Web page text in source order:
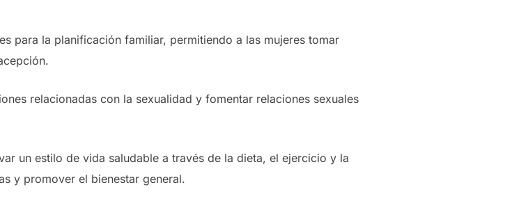
para la planificación familiar, permitiendo a las mujeres tomar
relacionadas con la sexualidad y fomentar relaciones sexuales
un estilo de vida saludable a través de la dieta, el ejercicio y la
y promover el bienestar general.